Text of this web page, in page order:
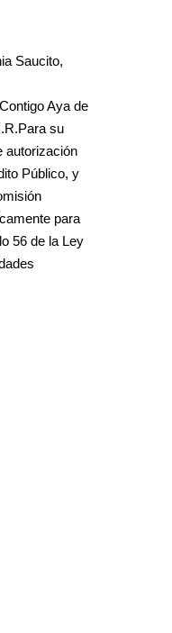
Saucito,
Aya de
su
autorización
Público, y
para
56 de la Ley